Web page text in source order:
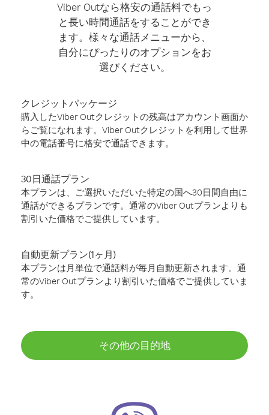
Viber Outなら格安の通話料でもっ
と長い時間通話をすることができ
ます。様々な通話メニューから、
自分にぴったりのオプションをお
選びください。
クレジットパッケージ
購入したViber Outクレジットの残高はアカウント画面か
らご覧になれます。Viber Outクレジットを利用して世界
中の電話番号に格安で通話できます。
30日通話プラン
本プランは、ご選択いただいた特定の国へ30日間自由に
通話ができるプランです。通常のViber Outプランよりも
割引いた価格でご提供しています。
自動更新プラン(1ヶ月)
本プランは月単位で通話料が毎月自動更新されます。通
常のViber Outプランより割引いた価格でご提供していま
す。
その他の目的地